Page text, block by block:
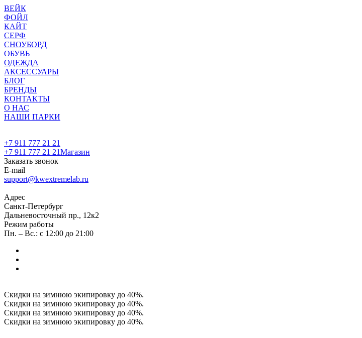
ВЕЙК
ФОЙЛ
КАЙТ
СЕРФ
СНОУБОРД
ОБУВЬ
ОДЕЖДА
АКСЕССУАРЫ
БЛОГ
БРЕНДЫ
КОНТАКТЫ
О НАС
НАШИ ПАРКИ
+7 911 777 21 21
+7 911 777 21 21Магазин
Заказать звонок
E-mail
support@kwextremelab.ru
Адрес
Санкт-Петербург
Дальневосточный пр., 12к2
Режим работы
Пн. – Вс.: с 12:00 до 21:00
Скидки на зимнюю экипировку до 40%.
Скидки на зимнюю экипировку до 40%.
Скидки на зимнюю экипировку до 40%.
Скидки на зимнюю экипировку до 40%.